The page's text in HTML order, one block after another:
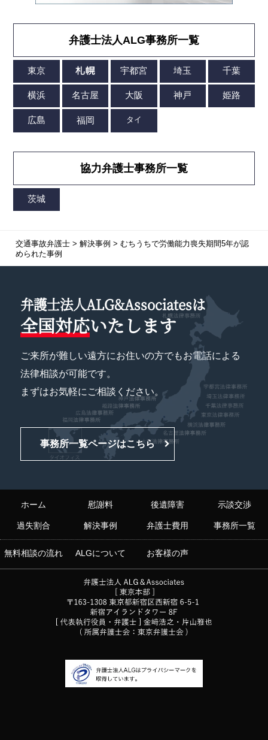
弁護士法人ALG事務所一覧
協力弁護士事務所一覧
交通事故弁護士> 解決事例 > むちうちで労働能力喪失期間5年が認
められた事例
弁護士法人ALG&Associatesは
全国対応いたします
ご来所が難しい遠方にお住いの方でもお電話による
法律相談が可能です。
まずはお気軽にご相談ください。
事務所一覧ページはこちら
ホーム 慰謝料 後遺障害 示談交渉
過失割合 解決事例 弁護士費用 事務所一覧
無料相談の流れ ALGについて お客様の声